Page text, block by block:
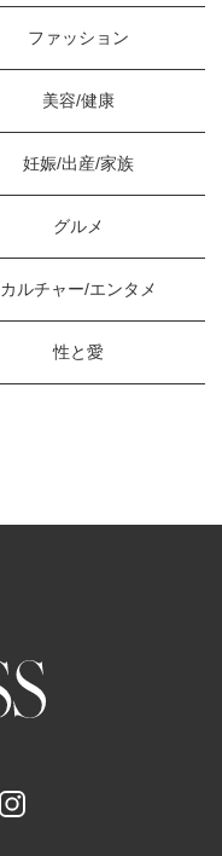
ファッション
美容/健康
妊娠/出産/家族
グルメ
カルチャー/エンタメ
性と愛